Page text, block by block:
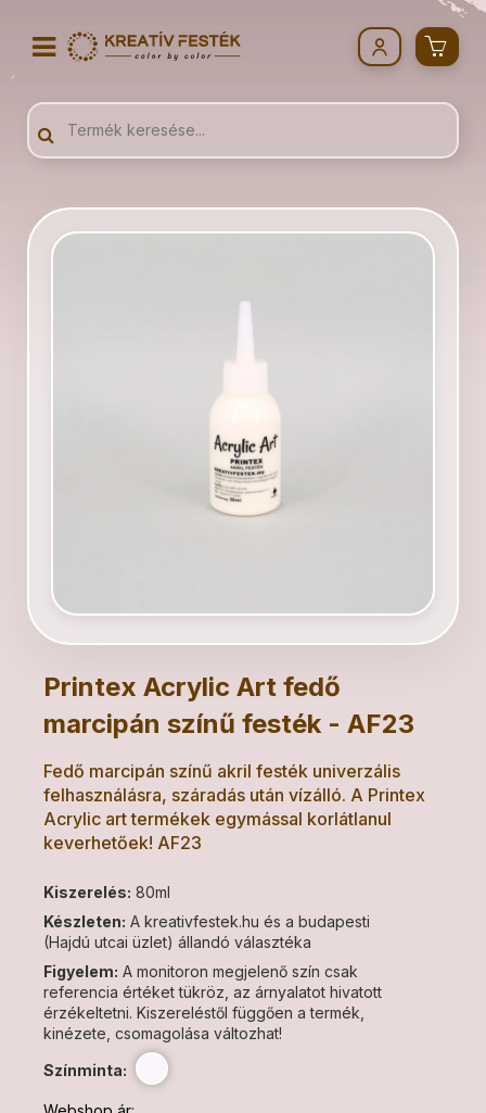
Printex Acrylic Art fedő
marcipán színű festék - AF23
Fedő marcipán színű akril festék univerzális
felhasználásra, száradás után vízálló. A Printex
Acrylic art termékek egymással korlátlanul
keverhetőek! AF23
Kiszerelés: 80ml
Készleten: A kreativfestek.hu és a budapesti
(Hajdú utcai üzlet) állandó választéka
Figyelem: A monitoron megjelenő szín csak
referencia értéket tükröz, az árnyalatot hivatott
érzékeltetni. Kiszereléstől függően a termék,
kinézete, csomagolása változhat!
Színminta: